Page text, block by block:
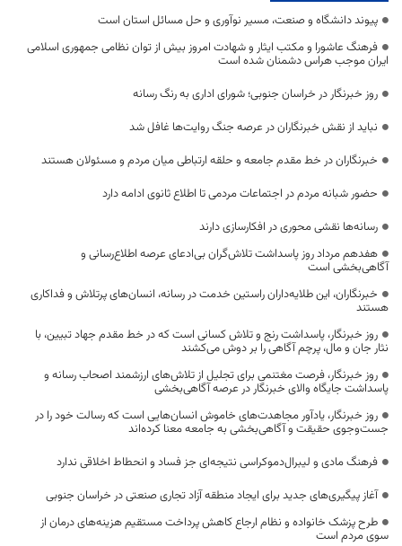
پیوند دانشگاه و صنعت، مسیر نوآوری و حل مسائل استان است
فرهنگ عاشورا و مکتب ایثار و شهادت امروز بیش از توان نظامی جمهوری اسلامی
ایران موجب هراس دشمنان شده است
روز خبرنگار در خراسان جنوبی؛ شورای اداری به رنگ رسانه
نباید از نقش خبرنگاران در عرصه جنگ روایت‌ها غافل شد
خبرنگاران در خط مقدم جامعه و حلقه ارتباطی میان مردم و مسئولان هستند
حضور شبانه مردم در اجتماعات مردمی تا اطلاع ثانوی ادامه دارد
رسانه‌ها نقشی محوری در افکارسازی دارند
هفدهم مرداد روز پاسداشت تلاش‌گران بی‌ادعای عرصه اطلاع‌رسانی و
آگاهی‌بخشی است
خبرنگاران، این طلایه‌داران راستین خدمت در رسانه، انسان‌های پرتلاش و فداکاری
هستند
روز خبرنگار، پاسداشت رنج و تلاش کسانی است که در خط مقدم جهاد تبیین، با
نثار جان و مال، پرچم آگاهی را بر دوش می‌کشند
روز خبرنگار، فرصت مغتنمی برای تجلیل از تلاش‌های ارزشمند اصحاب رسانه و
پاسداشت جایگاه والای خبرنگار در عرصه آگاهی‌بخشی
روز خبرنگار، یادآور مجاهدت‌های خاموش انسان‌هایی است که رسالت خود را در
جست‌وجوی حقیقت و آگاهی‌بخشی به جامعه معنا کرده‌اند
فرهنگ مادی و لیبرال‌دموکراسی نتیجه‌ای جز فساد و انحطاط اخلاقی ندارد
آغاز پیگیری‌های جدید برای ایجاد منطقه آزاد تجاری صنعتی در خراسان جنوبی
طرح پزشک خانواده و نظام ارجاع کاهش پرداخت مستقیم هزینه‌های درمان از
سوی مردم است